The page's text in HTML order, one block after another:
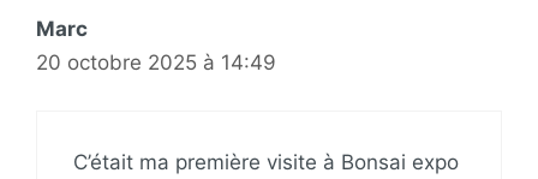
Marc
20 octobre 2025 à 14:49
C’était ma première visite à Bonsai expo